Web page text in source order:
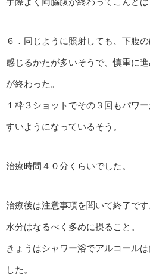
６．同じように照射しても、下腹
感じるかたが多いそうで、慎重に
が終わった。
１枠３ショットでその３回もパワ
すいようになっているそう。
治療時間４０分くらいでした。
治療後は注意事項を聞いて終了です
水分はなるべく多めに摂ること。
きょうはシャワー浴でアルコール
した。